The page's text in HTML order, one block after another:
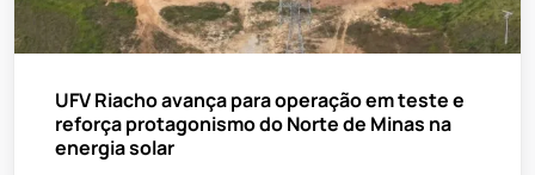
UFV Riacho avança para operação em teste e
reforça protagonismo do Norte de Minas na
energia solar